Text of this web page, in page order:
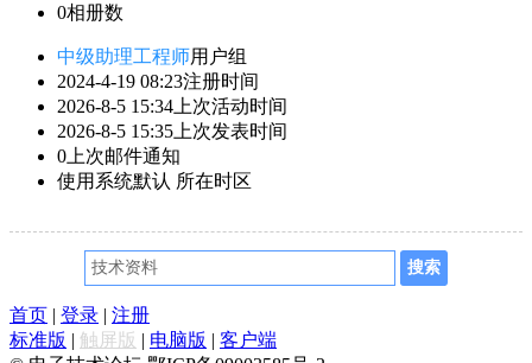
0相册数
中级助理工程师用户组
2024-4-19 08:23注册时间
2026-8-5 15:34 上次活动时间
2026-8-5 15:35 上次发表时间
0 上次邮件通知
使用系统默认 所在时区
首页 | 登录 | 注册
标准版 | 触屏版 | 电脑版 | 客户端